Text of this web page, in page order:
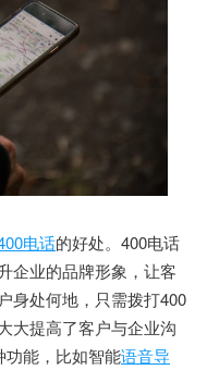
电话的好处。400电话
企业的品牌形象，让客
身处何地，只需拨打400
大提高了客户与企业沟
功能，比如智能语音导